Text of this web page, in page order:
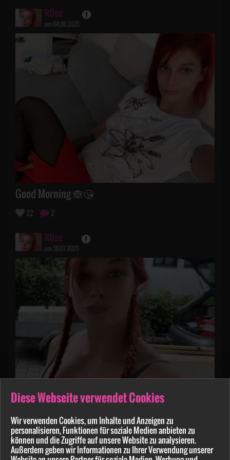
Diese Webseite verwendet Cookies
Wir verwenden Cookies, um Inhalte und Anzeigen zu
personalisieren, Funktionen für soziale Medien anbieten zu
können und die Zugriffe auf unsere Website zu analysieren.
Außerdem geben wir Informationen zu Ihrer Verwendung unserer
R0se
am 04.08.2025
Good Morning 🙈😘
22 2
R0se
am 30.07.2025
Eben unterwegs um einer Freundin zu helfen ❤️
was macht ihr so ?
33 4